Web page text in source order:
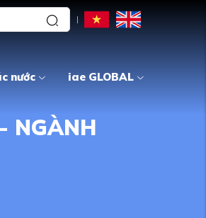
nước iae GLOBAL
NGÀNH